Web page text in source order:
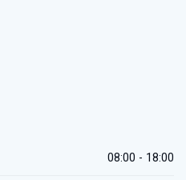
08:00 - 18:00